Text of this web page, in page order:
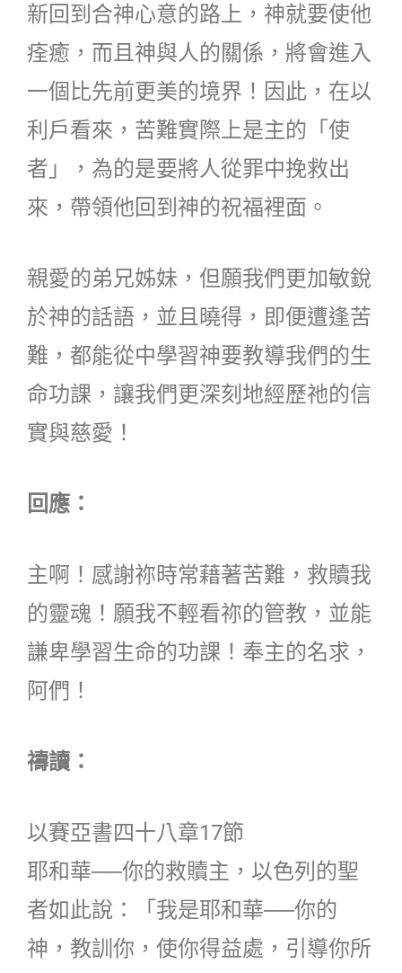
新回到合神心意的路上，神就要使他
痊癒，而且神與人的關係，將會進入
一個比先前更美的境界！因此，在以
利戶看來，苦難實際上是主的「使
者」，為的是要將人從罪中挽救出
來，帶領他回到神的祝福裡面。
親愛的弟兄姊妹，但願我們更加敏銳
於神的話語，並且曉得，即便遭逢苦
難，都能從中學習神要教導我們的生
命功課，讓我們更深刻地經歷祂的信
實與慈愛！
回應：
主啊！感謝祢時常藉著苦難，救贖我
的靈魂！願我不輕看祢的管教，並能
謙卑學習生命的功課！奉主的名求，
阿們！
禱讀：
以賽亞書四十八章17節
耶和華──你的救贖主，以色列的聖
者如此說：「我是耶和華──你的
神，教訓你，使你得益處，引導你所